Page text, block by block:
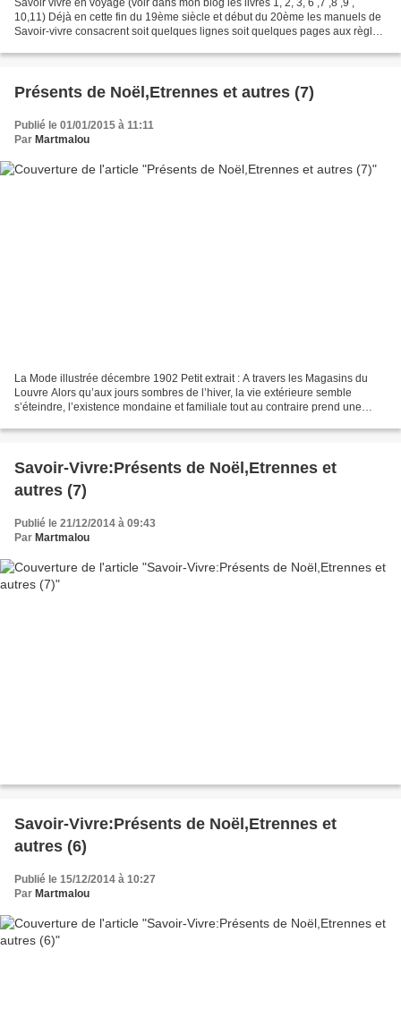
10,11) Déjà en cette fin du 19ème siècle et début du 20ème les manuels de
Savoir-vivre consacrent soit quelques lignes soit quelques pages aux règles
Présents de Noël,Etrennes et autres (7)
Publié le 01/01/2015 à 11:11
Par Martmalou
La Mode illustrée décembre 1902 Petit extrait : A travers les Magasins du
Louvre Alors qu’aux jours sombres de l’hiver, la vie extérieure semble
s’éteindre, l’existence mondaine et familiale tout au contraire prend une
Savoir-Vivre:Présents de Noël,Etrennes et
autres (7)
Publié le 21/12/2014 à 09:43
Par Martmalou
Savoir-Vivre:Présents de Noël,Etrennes et
autres (6)
Publié le 15/12/2014 à 10:27
Par Martmalou